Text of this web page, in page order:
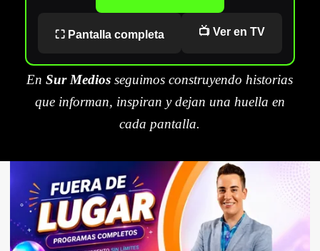
⛶ Pantalla completa 📺 Ver en TV
EnSur Medios seguimos construyendo historias
que informan, inspiran y dejan una huella en
cada pantalla.